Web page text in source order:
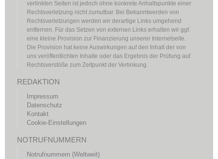
verlinkten Seiten ist jedoch ohne konkrete Anhaltspunkte einer
Rechtsverletzung nicht zumutbar. Bei Bekanntwerden von
Rechtsverletzungen werden wir derartige Links umgehend
entfernen. Für das Setzen von externen Links erhalten wir ggf.
eine kleine Provision zur Finanzierung unserer Internetseite.
Die Provision hat keine Auswirkungen auf den Inhalt der von
uns veröffentlichten Inhalte oder das Ergebnis der Prüfung auf
Rechtsverstöße zum Zeitpunkt der Verlinkung.
REDAKTION
Impressum
Datenschutz
Kontakt
Cookie-Einstellungen
NOTRUFNUMMERN
Notrufnummern (Weltweit)